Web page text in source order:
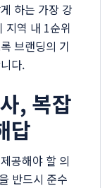
하는 가장 강
지역 내 1순위
브랜딩의 기
다.
, 복잡
답
공해야 할 의
반드시 준수